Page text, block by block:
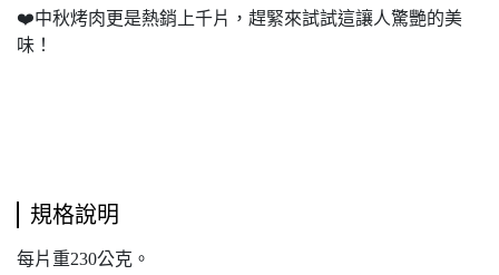
❤️中秋烤肉更是熱銷上千片，趕緊來試試這讓人驚艷的美
味！
規格說明
每片重230公克。